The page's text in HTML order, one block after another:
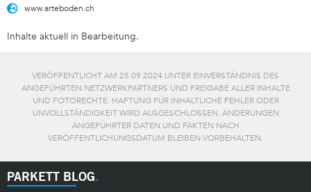
www.arteboden.ch
Inhalte aktuell in Bearbeitung.
VERÖFFENTLICHT AM 25.09.2024 UNTER EINVERSTÄNDNIS DES
ANGEFÜHRTEN NETZWERKPARTNERS UND FREIGABE ALLER INHALTE
UND FOTORECHTE. HAFTUNG FÜR INHALTLICHE FEHLER ODER
UNVOLLSTÄNDIGKEIT WIRD AUSGESCHLOSSEN. ÄNDERUNGEN
ANGEFÜHRTER DATEN UND FAKTEN NACH
VERÖFFENTLICHUNGSDATUM BLEIBEN VORBEHALTEN.
PARKETT BLOG